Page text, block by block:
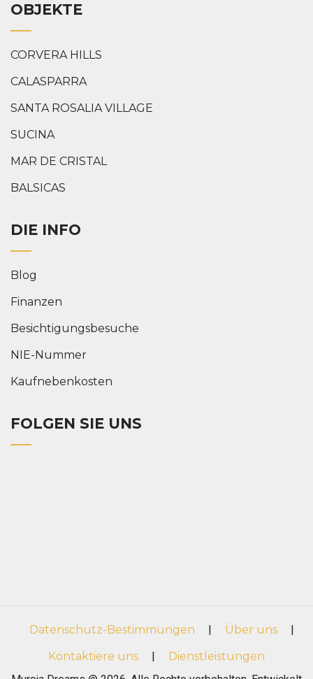
OBJEKTE
CORVERA HILLS
CALASPARRA
SANTA ROSALIA VILLAGE
SUCINA
MAR DE CRISTAL
BALSICAS
DIE INFO
Blog
Finanzen
Besichtigungsbesuche
NIE-Nummer
Kaufnebenkosten
FOLGEN SIE UNS
Datenschutz-Bestimmungen | Über uns
|
Kontaktiere uns
|
Dienstleistungen